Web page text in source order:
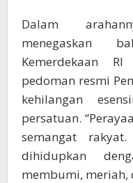
Dalam
menegaskan
Kemerdekaan
pedoman resmi
kehilangan
persatuan.
semangat
dihidupkan
membumi, meriah,